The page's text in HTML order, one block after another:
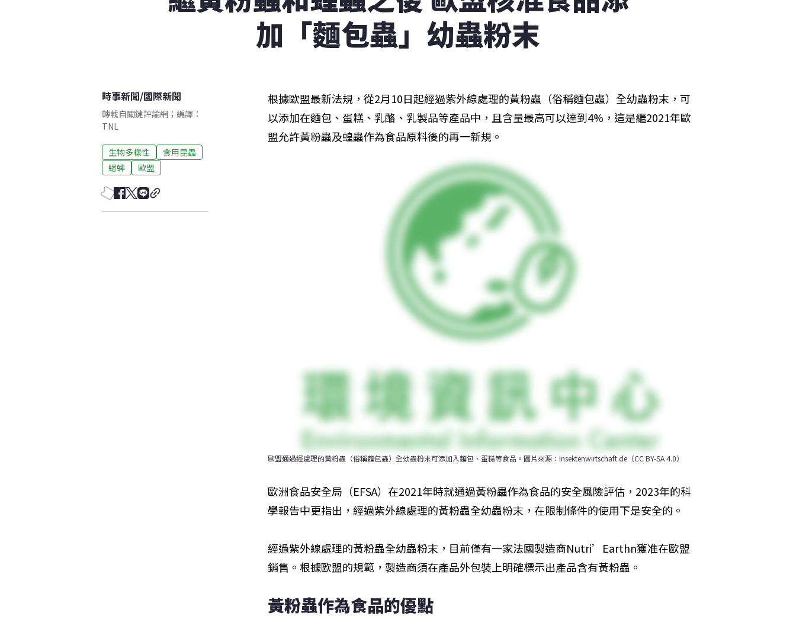
加「麵包蟲」幼蟲粉末
時事新聞/國際新聞
轉載自關鍵評論網；編譯：
TNL
生物多樣性
食用昆蟲
蟋蟀
歐盟
根據歐盟最新法規，從2月10日起經過紫外線處理的黃粉蟲（俗稱麵包蟲）全幼蟲粉末，可
以添加在麵包、蛋糕、乳酪、乳製品等產品中，且含量最高可以達到4%，這是繼2021年歐
盟允許黃粉蟲及蝗蟲作為食品原料後的再一新規。
歐盟通過經處理的黃粉蟲（俗稱麵包蟲）全幼蟲粉末可添加入麵包、蛋糕等食品。圖片來源：Insektenwirtschaft.de（CC BY-SA 4.0）
歐洲食品安全局（EFSA）在2021年時就通過黃粉蟲作為食品的安全風險評估，2023年的科
學報告中更指出，經過紫外線處理的黃粉蟲全幼蟲粉末，在限制條件的使用下是安全的。
經過紫外線處理的黃粉蟲全幼蟲粉末，目前僅有一家法國製造商Nutri’Earthn獲准在歐盟
銷售。根據歐盟的規範，製造商須在產品外包裝上明確標示出產品含有黃粉蟲。
黃粉蟲作為食品的優點